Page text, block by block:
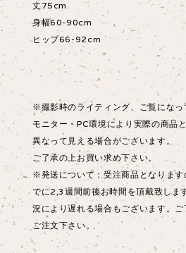
丈75cm
身幅60-90cm
ヒップ66-92cm
※撮影時のライティング、ご覧になっ
モニター・PC環境により実際の商品
異なって見える場合がございます。
ご了承の上お買い求め下さい。
※発送について：受注商品となります
でに2,3週間前後お時間を頂戴致しま
況により遅れる場合もございます。ご
ご注文下さい。